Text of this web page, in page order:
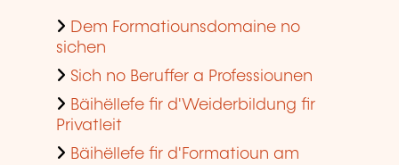
Dem Formatiounsdomaine no
sichen
Sich no Beruffer a Professiounen
Bäihëllefe fir d'Weiderbildung fir
Privatleit
Bäihëllefe fir d'Formatioun am